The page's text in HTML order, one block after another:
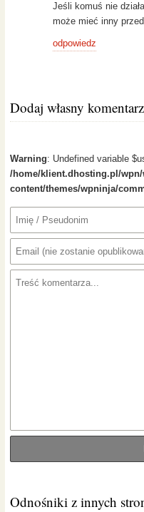
Jeśli komuś nie
może mieć inny
odpowiedz
Dodaj własny komentarz
Warning: Undefined variable
/home/klient.dhosting.pl/
content/themes/wpninja/
Odnośniki z innych